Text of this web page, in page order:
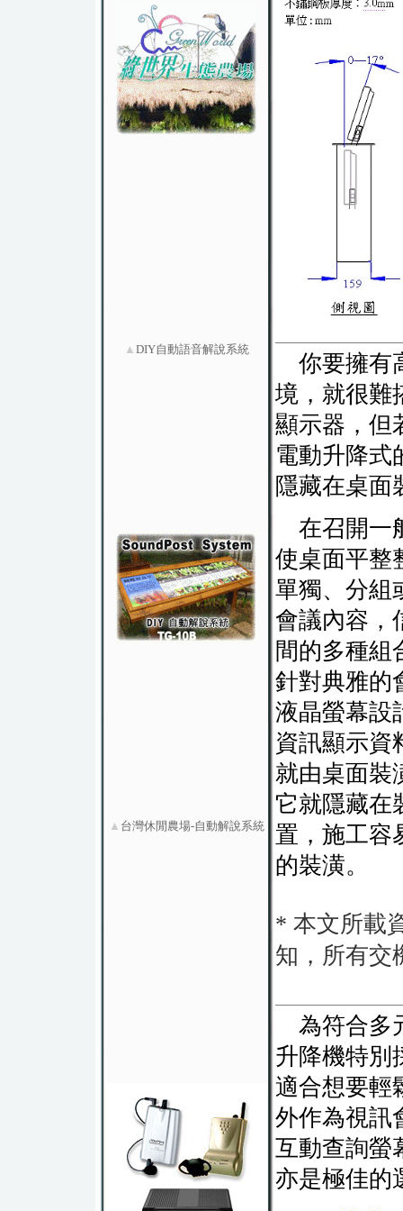
你要擁有
境，就很難
顯示器，但
電動升降式
隱藏在桌面
在召開一
使桌面平整
單獨、分組
會議內容，
間的多種組
針對典雅的
液晶螢幕設
資訊顯示資
就由桌面裝
它就隱藏在
置，施工容
的裝潢。
* 本文所載
知，所有
為符合多
升降機特別
適合想要輕
外作為視訊
互動查詢螢
亦是極佳的
▲ DIY自動語音解說系統
▲ 台灣休閒農場-自動解說系統